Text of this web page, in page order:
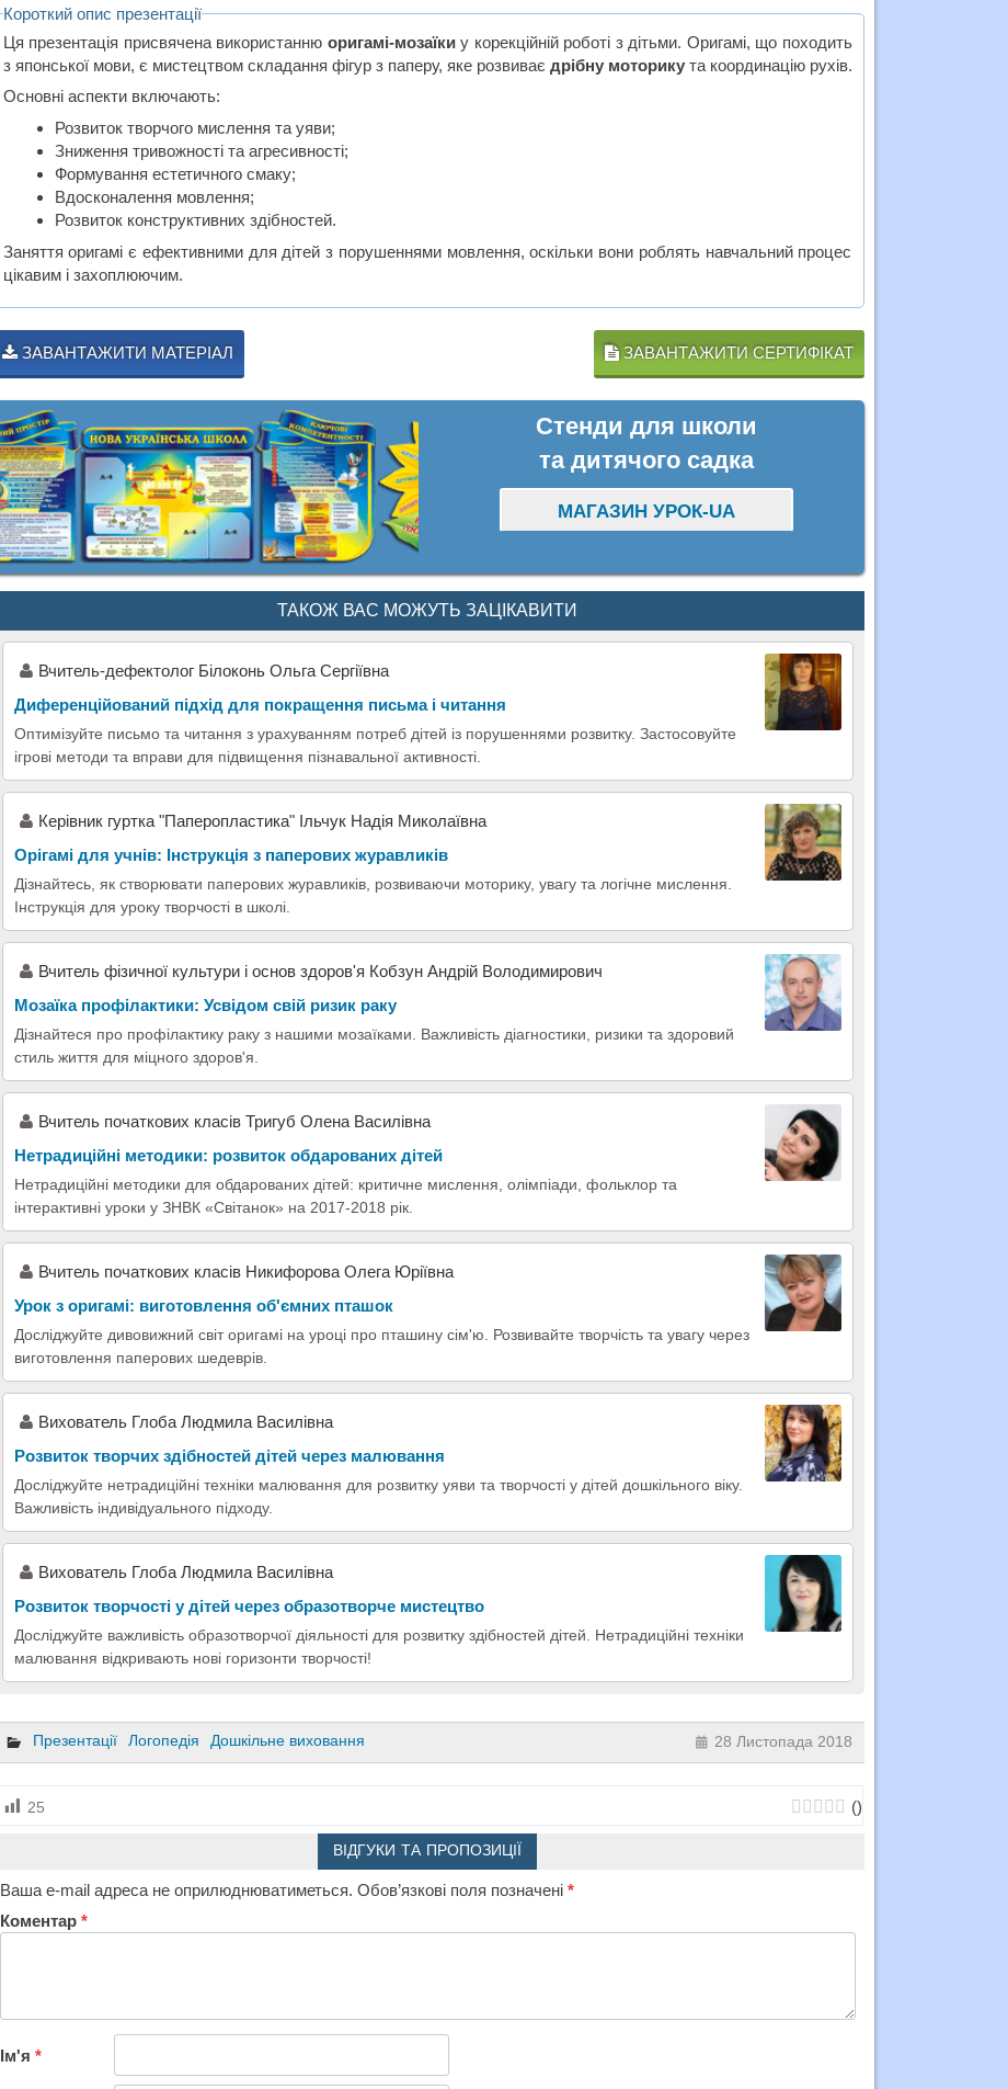
Короткий опис презентації
Ця презентація присвячена використанню оригамі-мозаїкиу корекційній роботі з дітьми. Оригамі, що походить
з японської мови, є мистецтвом складання фігур з паперу, яке розвиває дрібну моторикута координацію рухів.
Основні аспекти включають:
Розвиток творчого мислення та уяви;
Зниження тривожності та агресивності;
Формування естетичного смаку;
Вдосконалення мовлення;
Розвиток конструктивних здібностей.
Заняття оригамі є ефективними для дітей з порушеннями мовлення, оскільки вони роблять навчальний процес
цікавим і захоплюючим.
ЗАВАНТАЖИТИ МАТЕРІАЛ ЗАВАНТАЖИТИ СЕРТИФІКАТ
Стенди для школи
та дитячого садка
МАГАЗИН УРОК-UA
ТАКОЖ ВАС МОЖУТЬ ЗАЦІКАВИТИ
Вчитель-дефектолог Білоконь Ольга Сергіївна
Диференційований підхід для покращення письма і читання
Оптимізуйте письмо та читання з урахуванням потреб дітей із порушеннями розвитку. Застосовуйте
ігрові методи та вправи для підвищення пізнавальної активності.
Керівник гуртка "Паперопластика" Ільчук Надія Миколаївна
Орігамі для учнів: Інструкція з паперових журавликів
Дізнайтесь, як створювати паперових журавликів, розвиваючи моторику, увагу та логічне мислення.
Інструкція для уроку творчості в школі.
Вчитель фізичної культури і основ здоров'я Кобзун Андрій Володимирович
Мозаїка профілактики: Усвідом свій ризик раку
Дізнайтеся про профілактику раку з нашими мозаїками. Важливість діагностики, ризики та здоровий
стиль життя для міцного здоров'я.
Вчитель початкових класів Тригуб Олена Василівна
Нетрадиційні методики: розвиток обдарованих дітей
Нетрадиційні методики для обдарованих дітей: критичне мислення, олімпіади, фольклор та
інтерактивні уроки у ЗНВК «Світанок» на 2017-2018 рік.
Вчитель початкових класів Никифорова Олега Юріївна
Урок з оригамі: виготовлення об'ємних пташок
Досліджуйте дивовижний світ оригамі на уроці про пташину сім'ю. Розвивайте творчість та увагу через
виготовлення паперових шедеврів.
Вихователь Глоба Людмила Василівна
Розвиток творчих здібностей дітей через малювання
Досліджуйте нетрадиційні техніки малювання для розвитку уяви та творчості у дітей дошкільного віку.
Важливість індивідуального підходу.
Вихователь Глоба Людмила Василівна
Розвиток творчості у дітей через образотворче мистецтво
Досліджуйте важливість образотворчої діяльності для розвитку здібностей дітей. Нетрадиційні техніки
малювання відкривають нові горизонти творчості!
Презентації Логопедія Дошкільне виховання 28 Листопада 2018
25 ()
ВІДГУКИ ТА ПРОПОЗИЦІЇ
Ваша e-mail адреса не оприлюднюватиметься. Обов’язкові поля позначені *
Коментар *
Ім'я *